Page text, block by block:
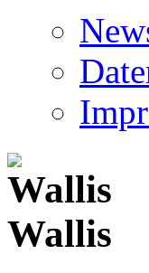
Wallis